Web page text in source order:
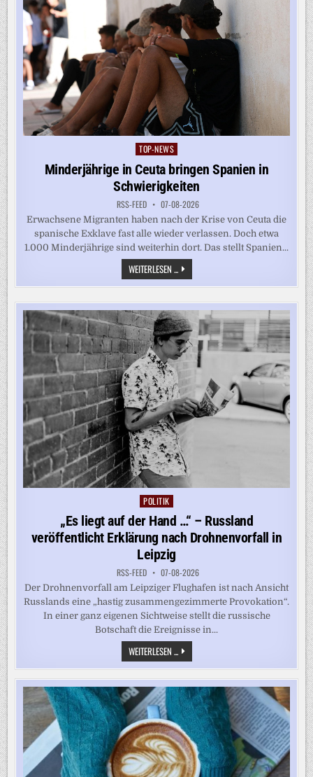
Posted
in
TOP-NEWS
Minderjährige in Ceuta bringen Spanien in
Schwierigkeiten
RSS-FEED 07-08-2026
Erwachsene Migranten haben nach der Krise von Ceuta die
spanische Exklave fast alle wieder verlassen. Doch etwa
1.000 Minderjährige sind weiterhin dort. Das stellt Spanien...
WEITERLESEN ... MINDERJÄHRIGE
IN
CEUTA
SPANIEN
IN
SCHWIERIGKEITEN
Posted
POLITIK
„Es liegt auf der Hand …“ – Russland
veröffentlicht Erklärung nach Drohnenvorfall in
Leipzig
RSS-FEED 07-08-2026
Der Drohnenvorfall am Leipziger Flughafen ist nach Ansicht
Russlands eine „hastig zusammengezimmerte Provokation“.
In einer ganz eigenen Sichtweise stellt die russische
Botschaft die Ereignisse in...
WEITERLESEN ...„ES
LIEGT
AUF
DER
HAND
…“
–
RUSSLAND
VERÖFFENTLICHT
ERKLÄRUNG
NACH
DROHNENVORFALL
IN
LEIPZIG